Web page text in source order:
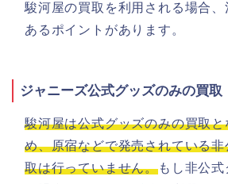
駿河屋の買取を利用される場合
あるポイントがあります。
ジャニーズ公式グッズのみの買取
駿河屋は公式グッズのみの買取
め、原宿などで発売されている
取は行っていません。もし非公